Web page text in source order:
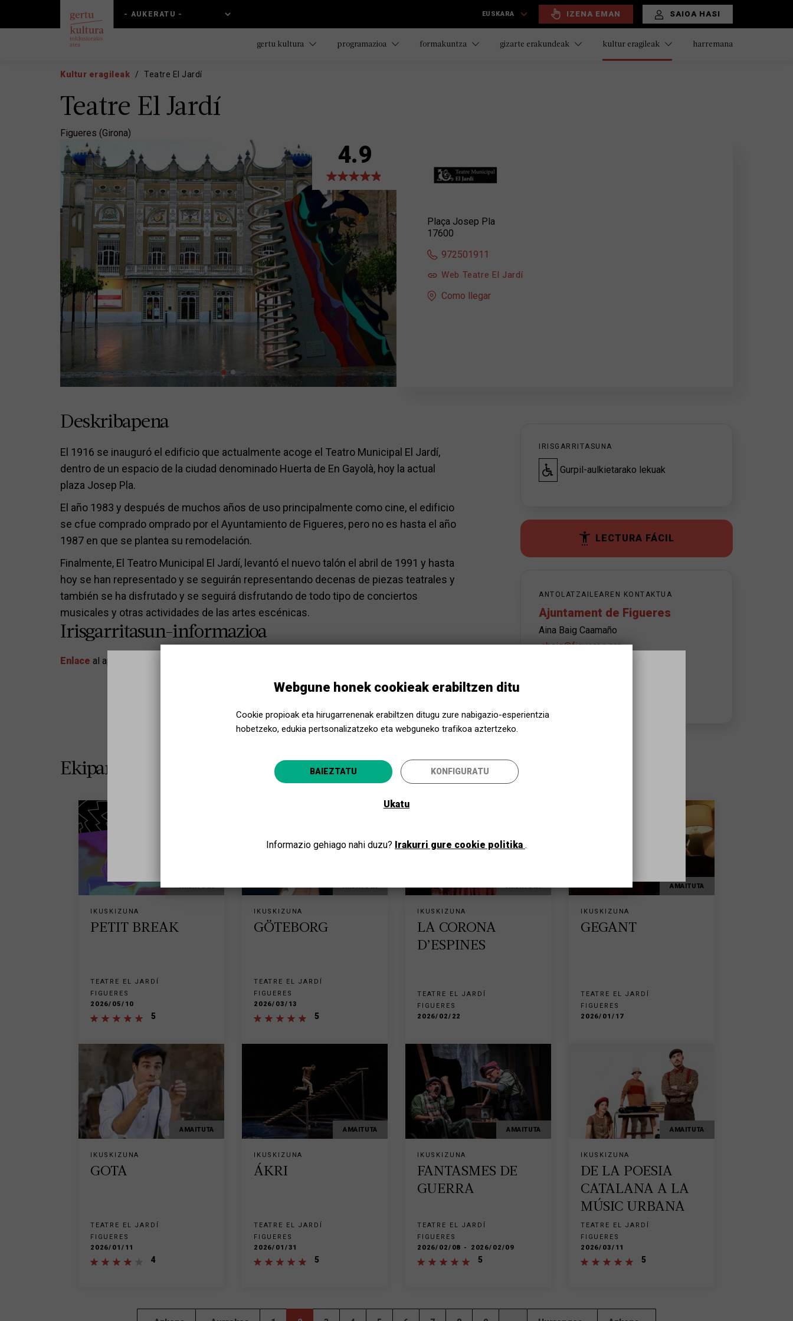
main
main
EUSKARA IZENA EMAN SAIOA HASI
gertu kultura programazioa formakuntza gizarte erakundeak kultur eragileak harremana
Kultur eragileak Teatre El Jardí
Teatre El Jardí
Figueres (Girona)
4.9
Plaça Josep Pla
17600
972501911
Web Teatre El Jardí
Como llegar
Deskribapena
El 1916 se inauguró el edificio que actualmente acoge el Teatro Municipal El Jardí,
dentro de un espacio de la ciudad denominado Huerta de En Gayolà, hoy la actual
plaza Josep Pla.
El año 1983 y después de muchos años de uso principalmente como cine, el edificio
se cfue comprado omprado por el Ayuntamiento de Figueres, pero no es hasta el año
1987 en que se plantea su remodelación.
Finalmente, El Teatro Municipal El Jardí, levantó el nuevo talón el abril de 1991 y hasta
hoy se han representado y se seguirán representando decenas de piezas teatrales y
también se ha disfrutado y se seguirá disfrutando de todo tipo de conciertos
musicales y otras actividades de las artes escénicas.
Irisgarritasun-informazioa
Enlace al apartado de accesibilidad de la web del equipamiento.
IRISGARRITASUNA
Gurpil-aulkietarako lekuak
LECTURA FÁCIL
ANTOLATZAILEAREN KONTAKTUA
Ajuntament de Figueres
Aina Baig Caamaño
abaig@figueres.org
Gertu Kultura, oraindik gertuago!
Zure probintzia aukeratu eta denontzako kulturaz gozatu
Ekipamenduaren programazioa
AMAITUTA
IKUSKIZUNA
PETIT BREAK
TEATRE EL JARDÍ
FIGUERES
2026/05/10
5
AMAITUTA
IKUSKIZUNA
GÖTEBORG
TEATRE EL JARDÍ
FIGUERES
2026/03/13
5
AMAITUTA
IKUSKIZUNA
LA CORONA
D’ESPINES
TEATRE EL JARDÍ
FIGUERES
2026/02/22
AMAITUTA
IKUSKIZUNA
GEGANT
TEATRE EL JARDÍ
FIGUERES
2026/01/17
AMAITUTA
IKUSKIZUNA
GOTA
TEATRE EL JARDÍ
FIGUERES
2026/01/11
4
AMAITUTA
IKUSKIZUNA
ÁKRI
TEATRE EL JARDÍ
FIGUERES
2026/01/31
5
AMAITUTA
IKUSKIZUNA
FANTASMES DE
GUERRA
TEATRE EL JARDÍ
FIGUERES
2026/02/08 - 2026/02/09
5
AMAITUTA
IKUSKIZUNA
DE LA POESIA
CATALANA A LA
MÚSIC URBANA
TEATRE EL JARDÍ
FIGUERES
2026/03/11
5
Webgune honek cookieak erabiltzen ditu
Cookie propioak eta hirugarrenenak erabiltzen ditugu zure nabigazio-esperientzia
hobetzeko, edukia pertsonalizatzeko eta webguneko trafikoa aztertzeko.
BAIEZTATU KONFIGURATU
Ukatu
Informazio gehiago nahi duzu? Irakurri gure cookie politika .